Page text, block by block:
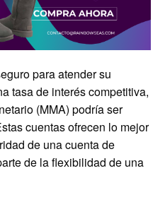
para atender su
tasa de interés competitiva,
(MMA) podría ser
cuentas ofrecen lo mejor
de una cuenta de
de la flexibilidad de una